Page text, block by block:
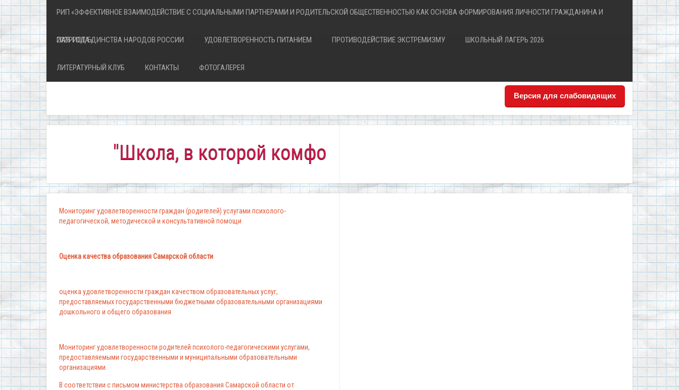
РИП «ЭФФЕКТИВНОЕ ВЗАИМОДЕЙСТВИЕ С СОЦИАЛЬНЫМИ ПАРТНЕРАМИ И РОДИТЕЛЬСКОЙ ОБЩЕСТВЕННОСТЬЮ КАК ОСНОВА ФОРМИРОВАНИЯ ЛИЧНОСТИ ГРАЖДАНИНА И
ПАТРИОТА»
2026 ГОД ЕДИНСТВА НАРОДОВ РОССИИ УДОВЛЕТВОРЕННОСТЬ ПИТАНИЕМ ПРОТИВОДЕЙСТВИЕ ЭКСТРЕМИЗМУ ШКОЛЬНЫЙ ЛАГЕРЬ 2026
ЛИТЕРАТУРНЫЙ КЛУБ КОНТАКТЫ ФОТОГАЛЕРЕЯ
Версия для слабовидящих
"Школа, в которой комфортно всем!"
Мониторинг удовлетворенности граждан (родителей) услугами психолого-
педагогической, методической и консультативной помощи
Оценка качества образования Самарской области
оценка удовлетворенности граждан качеством образовательных услуг,
предоставляемых государственными бюджетными образовательными организациями
дошкольного и общего образования
Мониторинг удовлетворенности родителей психолого-педагогическими услугами,
предоставляемыми государственными и муниципальными образовательными
организациями.
В соответствии с письмом министерства образования Самарской области от